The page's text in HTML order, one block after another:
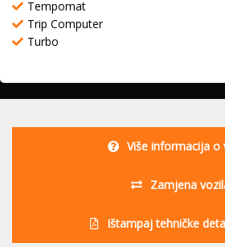
Tempomat
Trip Computer
Turbo
Više informacija o
Zamjena
Ištampaj tehničke